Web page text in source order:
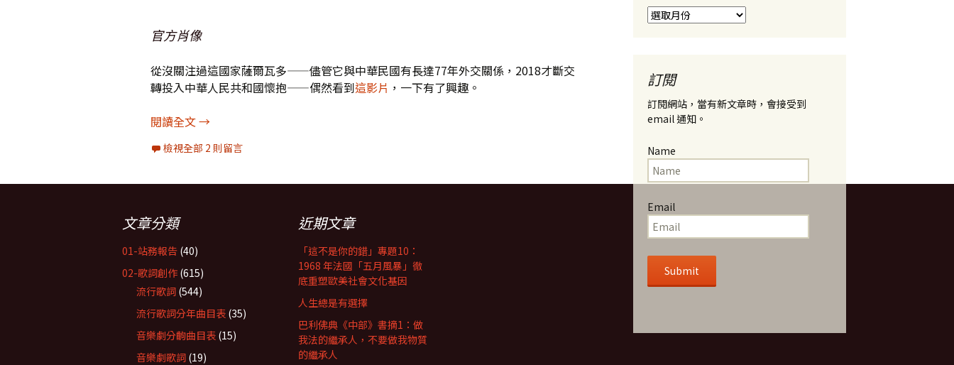
官方肖像
從沒關注過這國家薩爾瓦多——儘管它與中華民國有長達77年外交關係，2018才斷交
轉投入中華人民共和國懷抱——偶然看到這影片 ，一下有了興趣。
閱讀全文薩爾瓦多總統納伊布2024-2033年大運：統治欲強，也容易做錯事
→
檢視全部 2 則留言
彙
整
訂閱
訂閱網站，當有新文章時，會接受到
email 通知。
Name
Email
文章分類
01-站務報告 (40)
02-歌詞創作 (615)
流行歌詞 (544)
流行歌詞分年曲目表 (35)
音樂劇分齣曲目表 (15)
音樂劇歌詞 (19)
近期文章
「這不是你的錯」專題10：
1968 年法國「五月風暴」徹
底重塑歐美社會文化基因
人生總是有選擇
巴利佛典《中部》書摘1：做
我法的繼承人，不要做我物質
的繼承人